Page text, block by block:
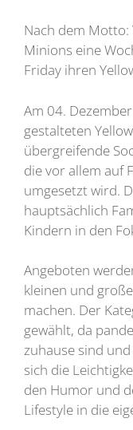
Nach dem Motto:
Minions eine
Friday ihren
Am 04.
gestalteten
übergreifende
die vor allem auf
umgesetzt wird.
hauptsächlich
Kindern in den
Angeboten
kleinen und
machen. Der
gewählt, da
zuhause sind
sich die
den Humor und
Lifestyle in die